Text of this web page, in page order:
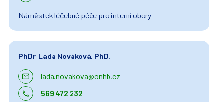
Náměstek léčebné péče pro interní obory
PhDr. Lada Nováková, PhD.
lada.novakova@onhb.cz
569 472 232